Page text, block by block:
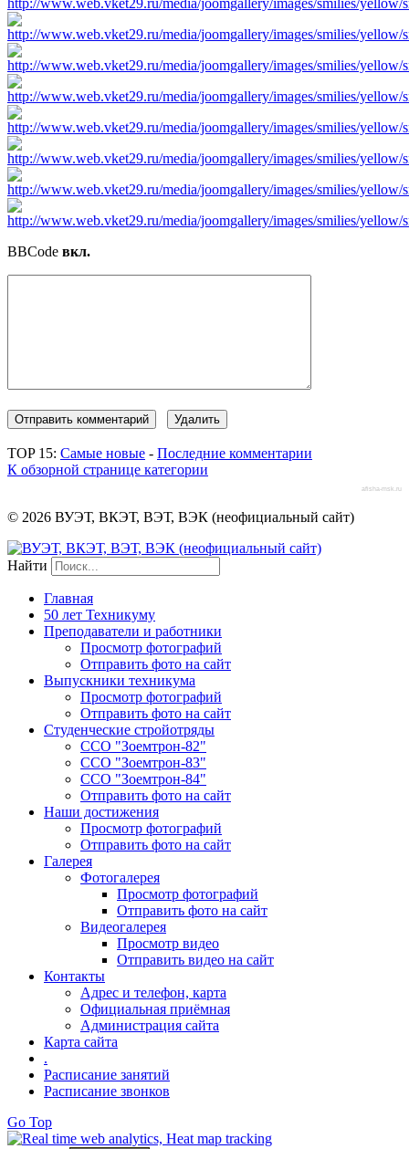
BBCode вкл.
TOP 15: Самые новые - Последние комментарии
К обзорной странице категории
afisha-msk.ru
© 2026 ВУЭТ, ВКЭТ, ВЭТ, ВЭК (неофициальный сайт)
Найти
Главная
50 лет Техникуму
Преподаватели и работники
Просмотр фотографий
Отправить фото на сайт
Выпускники техникума
Просмотр фотографий
Отправить фото на сайт
Студенческие стройотряды
ССО "Зоемтрон-82"
ССО "Зоемтрон-83"
ССО "Зоемтрон-84"
Отправить фото на сайт
Наши достижения
Просмотр фотографий
Отправить фото на сайт
Галерея
Фотогалерея
Просмотр фотографий
Отправить фото на сайт
Видеогалерея
Просмотр видео
Отправить видео на сайт
Контакты
Адрес и телефон, карта
Официальная приёмная
Администрация сайта
Карта сайта
.
Расписание занятий
Расписание звонков
Go Top